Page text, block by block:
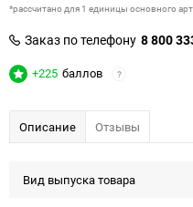
*рассчитано для 1 единицы основного
Заказ по телефону 8 800
+225 баллов ?
Описание Отзывы
Вид выпуска товара